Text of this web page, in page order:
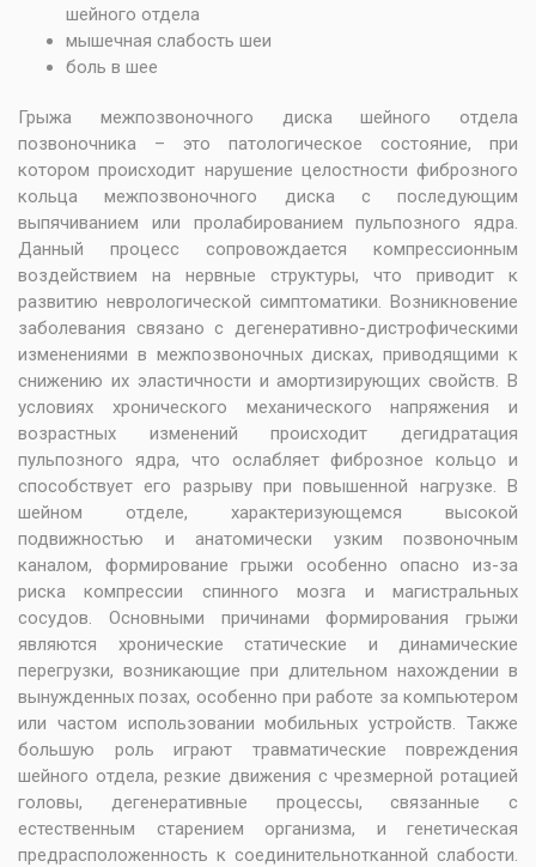
шейного отдела
мышечная слабость шеи
боль в шее
Грыжа межпозвоночного диска шейного отдела
позвоночника – это патологическое состояние, при
котором происходит нарушение целостности фиброзного
кольца межпозвоночного диска с последующим
выпячиванием или пролабированием пульпозного ядра.
Данный процесс сопровождается компрессионным
воздействием на нервные структуры, что приводит к
развитию неврологической симптоматики. Возникновение
заболевания связано с дегенеративно-дистрофическими
изменениями в межпозвоночных дисках, приводящими к
снижению их эластичности и амортизирующих свойств. В
условиях хронического механического напряжения и
возрастных изменений происходит дегидратация
пульпозного ядра, что ослабляет фиброзное кольцо и
способствует его разрыву при повышенной нагрузке. В
шейном отделе, характеризующемся высокой
подвижностью и анатомически узким позвоночным
каналом, формирование грыжи особенно опасно из-за
риска компрессии спинного мозга и магистральных
сосудов. Основными причинами формирования грыжи
являются хронические статические и динамические
перегрузки, возникающие при длительном нахождении в
вынужденных позах, особенно при работе за компьютером
или частом использовании мобильных устройств. Также
большую роль играют травматические повреждения
шейного отдела, резкие движения с чрезмерной ротацией
головы, дегенеративные процессы, связанные с
естественным старением организма, и генетическая
предрасположенность к соединительнотканной слабости.